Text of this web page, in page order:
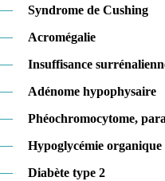
—
Syndrome de Cushing
—
Acromégalie
—
Insuffisance
—
Adénome hypophysaire
—
Phéochromocytome,
—
Hypoglycémie organique
—
Diabète type 2